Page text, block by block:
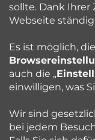
sollte. Dank
Webseite
Es ist möglich,
auch die „
einwilligen, was
Wir sind
bei jedem
eBamboolik
Beratung
Blog